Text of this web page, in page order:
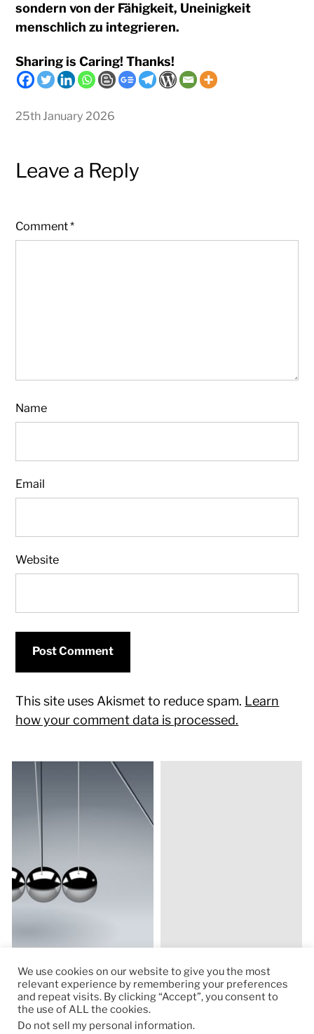
sondern von der Fähigkeit, Uneinigkeit
menschlich zu integrieren.
Sharing is Caring! Thanks!
25th January 2026
Leave a Reply
Comment*
Name
Email
Website
This site uses Akismet to reduce spam. Learn
how your comment data is processed.
© 2026RapidKnowHow – DECISION MASTER
™
We use cookies on our website to give you the most
relevant experience by remembering your preferences
and repeat visits. By clicking “Accept”, you consent to
the use of ALL the cookies.
Do not sell my personal information.